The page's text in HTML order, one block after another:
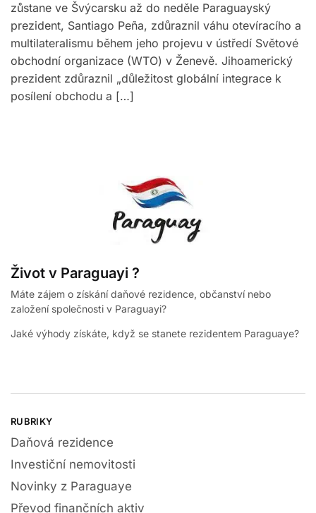
zůstane ve Švýcarsku až do neděle Paraguayský
prezident, Santiago Peña, zdůraznil váhu otevíracího a
multilateralismu během jeho projevu v ústředí Světové
obchodní organizace (WTO) v Ženevě. Jihoamerický
prezident zdůraznil „důležitost globální integrace k
posílení obchodu a […]
Život v Paraguayi ?
Máte zájem o získání daňové rezidence, občanství nebo
založení společnosti v Paraguayi?
Jaké výhody získáte, když se stanete rezidentem Paraguaye?
RUBRIKY
Daňová rezidence
Investiční nemovitosti
Novinky z Paraguaye
Převod finančních aktiv